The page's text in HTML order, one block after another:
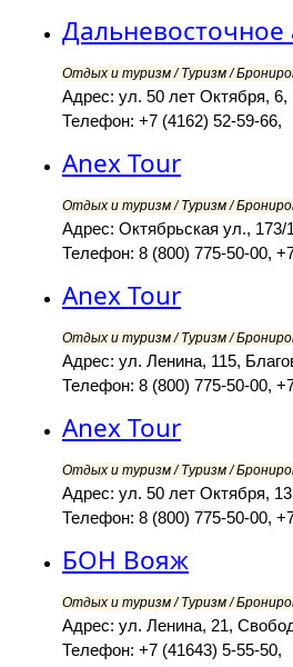
Дальневосточное
Отдых и туризм / Туризм /
Адрес: ул. 50 лет Октября, 6,
Телефон: +7 (4162) 52-59-66,
Anex Tour
Отдых и туризм / Туризм /
Адрес: Октябрьская ул., 173/
Телефон: 8 (800) 775-50-00,
Anex Tour
Отдых и туризм / Туризм /
Адрес: ул. Ленина, 115,
Телефон: 8 (800) 775-50-00,
Anex Tour
Отдых и туризм / Туризм /
Адрес: ул. 50 лет Октября,
Телефон: 8 (800) 775-50-00,
БОН Вояж
Отдых и туризм / Туризм /
Адрес: ул. Ленина, 21,
Телефон: +7 (41643) 5-55-50,